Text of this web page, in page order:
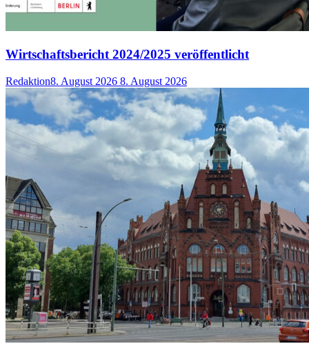
Wirtschaftsbericht 2024/2025 veröffentlicht
Redaktion8. August 2026 8. August 2026